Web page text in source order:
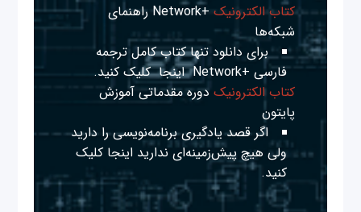
کتاب الکترونیک
+Network راهنمای
شبکه‌ها
برای دانلود تنها کتاب کامل ترجمه
فارسی +Network
اینجا کلیک کنید.
کتاب الکترونیک دوره مقدماتی آموزش
پایتون
اگر قصد یادگیری برنامه‌نویسی را دارید
ولی هیچ پیش‌زمینه‌ای نداریداینجا کلیک
کنید.